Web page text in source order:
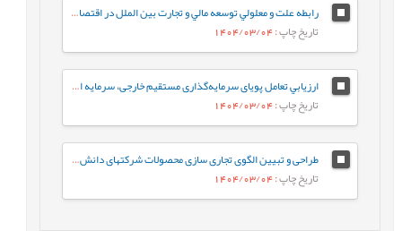
رابطه علت و معلولي توسعه مالي و تجارت بين‌ الملل در اقتصاد ایران با استفاده از رويكرد مارکوف سوییچینگ
تاریخ چاپ: 1404/03/04
ارزيابي تعامل پویای سرمایه‌گذاری مستقیم خارجی، سرمایه انسانی و همگرایی درآمد‌
تاریخ چاپ: 1404/03/04
طراحی و تبیین الگوی تجاری سازی محصولات شرکتهای دانش‌بنیان مستقر در پارک علم و فناوری و مراکز رشد استان آذربایجان غربی
تاریخ چاپ: 1404/03/04